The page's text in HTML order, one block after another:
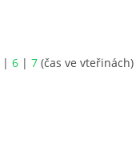
| 6 | 7 (čas ve vteřinách)